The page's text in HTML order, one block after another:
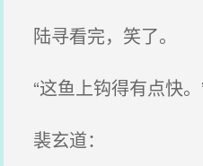
陆寻看完，笑了。
“这鱼上钩得有点快。
裴玄道：